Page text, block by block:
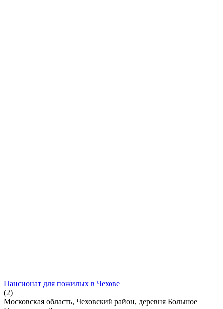
Пансионат для пожилых в Чехове
(2)
Московская область, Чеховский район, деревня Большое